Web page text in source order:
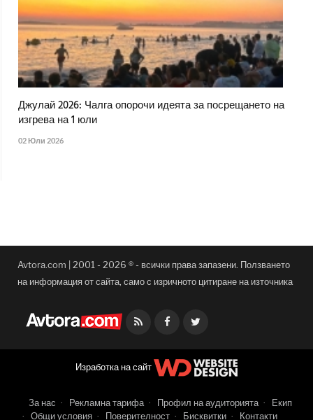
Джулай 2026: Чалга опорочи идеята за посрещането на
изгрева на 1 юли
02 Юли 2026
Avtora.com | 2001 - 2026 ® - всички права запазени. Ползването
на информация от сайта, само с изричното цитиране на източника
Facebook
Изработка на сайт
За нас Рекламна тарифа Профил на аудиторията
Екип
Общи условия
Поверителност Бисквитки Контакти